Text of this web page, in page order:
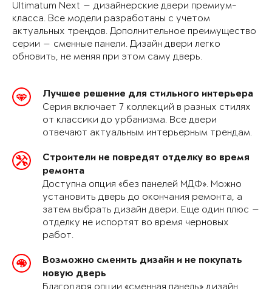
Ultimatum Next — дизайнерские двери премиум-
класса. Все модели разработаны с учетом
актуальных трендов. Дополнительное преимущество
серии — сменные панели. Дизайн двери легко
обновить, не меняя при этом саму дверь.
Лучшее решение для стильного интерьера
Серия включает 7 коллекций в разных стилях
от классики до урбанизма. Все двери
отвечают актуальным интерьерным трендам.
Строители не повредят отделку во время
ремонта
Доступна опция «без панелей МДФ». Можно
установить дверь до окончания ремонта, а
затем выбрать дизайн двери. Еще один плюс —
отделку не испортят во время черновых
работ.
Возможно сменить дизайн и не покупать
новую дверь